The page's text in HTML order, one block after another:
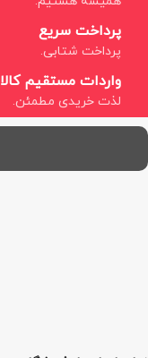
پرداخت سریع
پرداخت شتابی.
واردات مستقیم کالا
لذت خریدی مطمئن.